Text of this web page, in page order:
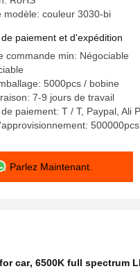
modèle: couleur 3030-bi
paiement et d'expédition
commande min: Négociable
5000pcs / bobine
7-9 jours de travail
paiement: T / T, Paypal, Ali
Parlez Maintenant.
car, 6500K full spectrum